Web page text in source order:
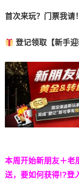
首次来玩？门票我请！
登记领取【新手迎
本周开始新朋友＋老
送，要如何获得!?登